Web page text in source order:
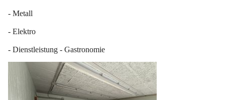
- Metall
- Elektro
- Dienstleistung - Gastronomie